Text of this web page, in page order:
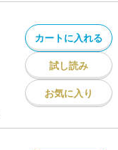
カートに入れる
試し読み
お気に入り